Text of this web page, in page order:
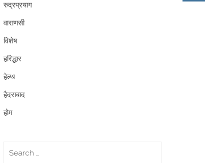
रुद्रप्रयाग
वाराणसी
विशेष
हरिद्धार
हेल्थ
हैदराबाद
होम